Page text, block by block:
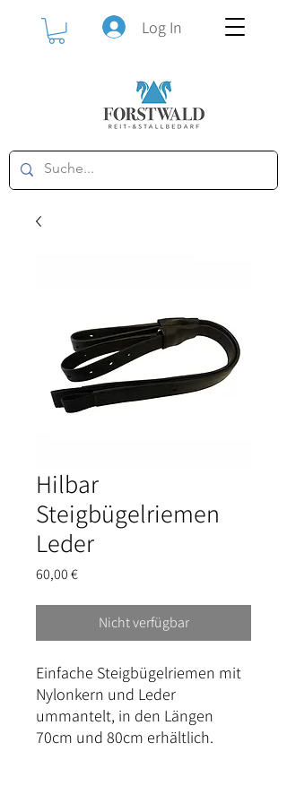
Log In
Hilbar
Steigbügelriemen
Leder
60,00 €Preis
Nicht verfügbar
Einfache Steigbügelriemen mit
Nylonkern und Leder
ummantelt, in den Längen
70cm und 80cm erhältlich.